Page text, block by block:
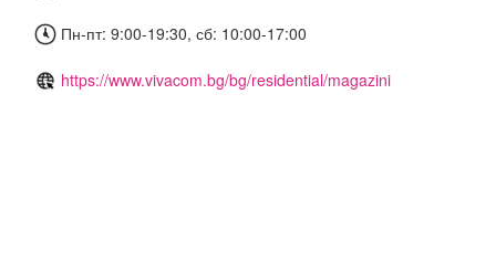
Пн-пт: 9:00-19:30, сб: 10:00-17:00
https://www.vivacom.bg/bg/residential/magazini